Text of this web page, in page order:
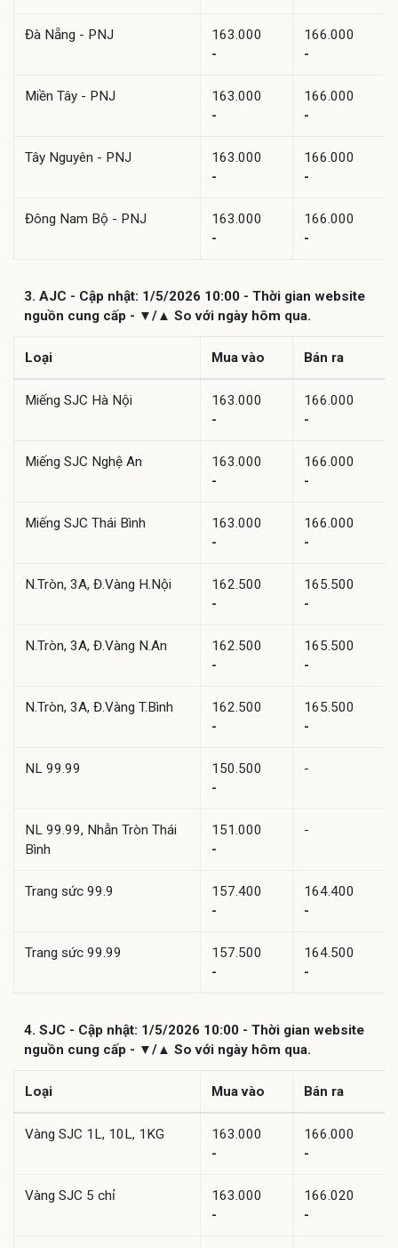
Đà Nẵng - PNJ
163.000
-
166.000
-
Miền Tây - PNJ
163.000
-
166.000
-
Tây Nguyên - PNJ
163.000
-
166.000
-
Đông Nam Bộ - PNJ
163.000
-
166.000
-
3. AJC - Cập nhật: 1/5/2026 10:00 - Thời gian website
nguồn cung cấp - ▼/▲ So với ngày hôm qua.
Loại Mua vào Bán ra
Miếng SJC Hà Nội
163.000
-
166.000
-
Miếng SJC Nghệ An
163.000
-
166.000
-
Miếng SJC Thái Bình
163.000
-
166.000
-
N.Tròn, 3A, Đ.Vàng H.Nội
162.500
-
165.500
-
N.Tròn, 3A, Đ.Vàng N.An
162.500
-
165.500
-
N.Tròn, 3A, Đ.Vàng T.Bình
162.500
-
165.500
-
NL 99.99
150.500
-
-
NL 99.99, Nhẫn Tròn Thái
Bình
151.000
-
-
Trang sức 99.9
157.400
-
164.400
-
Trang sức 99.99
157.500
-
164.500
-
4. SJC - Cập nhật: 1/5/2026 10:00 - Thời gian website
nguồn cung cấp - ▼/▲ So với ngày hôm qua.
Loại Mua vào Bán ra
Vàng SJC 1L, 10L, 1KG
163.000
-
166.000
-
Vàng SJC 5 chỉ
163.000
-
166.020
-